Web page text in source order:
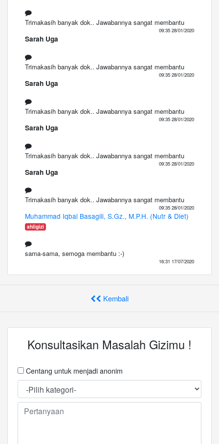
Trimakasih banyak dok.. Jawabannya sangat membantu
09:35 28/01/2020
Sarah Uga
Trimakasih banyak dok.. Jawabannya sangat membantu
09:35 28/01/2020
Sarah Uga
Trimakasih banyak dok.. Jawabannya sangat membantu
09:35 28/01/2020
Sarah Uga
Trimakasih banyak dok.. Jawabannya sangat membantu
09:35 28/01/2020
Sarah Uga
Trimakasih banyak dok.. Jawabannya sangat membantu
09:35 28/01/2020
Muhammad Iqbal Basagili, S.Gz., M.P.H. (Nutr & Diet)
ahligizi
sama-sama, semoga membantu :-)
16:31 17/07/2020
Kembali
Konsultasikan Masalah Gizimu !
Centang untuk menjadi anonim